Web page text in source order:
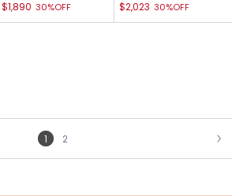
SNIDEL HOME
【美樂蒂】角色單圖印花
gelato pique Kids&Baby
【KIDS】甜甜圈BEAR小
貓咪圖案絲帶毛毯 PWG
G252557
30%OFF
CAT 提花毛毯 PWGG25